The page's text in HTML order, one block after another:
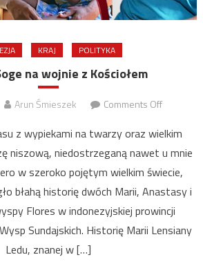
KRAJ POLITYKA
na wojnie z Kościołem
Arun Śmieszek Comments Offon
Soge
na
wojnie
z
z wypiekami na twarzy oraz wielkim
niszową, niedostrzeganą nawet u mnie
w szeroko pojętym wielkim świecie,
błahą historię dwóch Marii, Anastasy i
Flores w indonezyjskiej prowincji
Sundajskich. Historię Marii Lensiany
Ledu, znanej w […]